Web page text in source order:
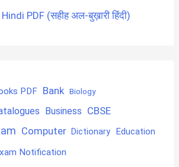
PDF (सहीह अल-बुख़ारी हिंदी)
PDF Bank Biology
Business CBSE
Computer Dictionary Education
Notification